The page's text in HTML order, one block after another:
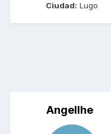
Ciudad: Lugo
Angellhe